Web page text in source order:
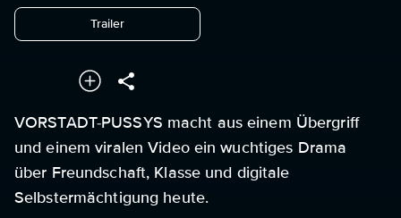
Trailerundefined
VORSTADT-PUSSYS macht aus einem Übergriff
und einem viralen Video ein wuchtiges Drama
über Freundschaft, Klasse und digitale
Selbstermächtigung heute.